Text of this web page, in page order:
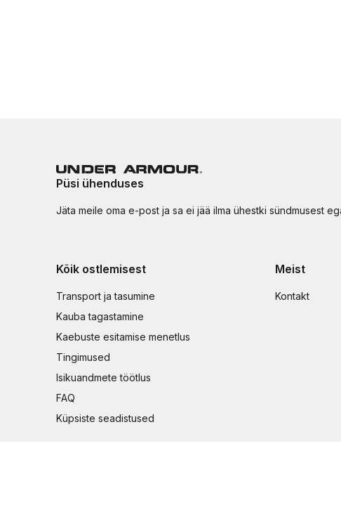
Püsi ühenduses
Jäta meile oma e-post ja sa ei jää ilma ühestki sündmusest
Kõik ostlemisest
Transport ja tasumine
Kauba tagastamine
Kaebuste esitamise menetlus
Tingimused
Isikuandmete töötlus
FAQ
Küpsiste seadistused
Meist
Kontakt